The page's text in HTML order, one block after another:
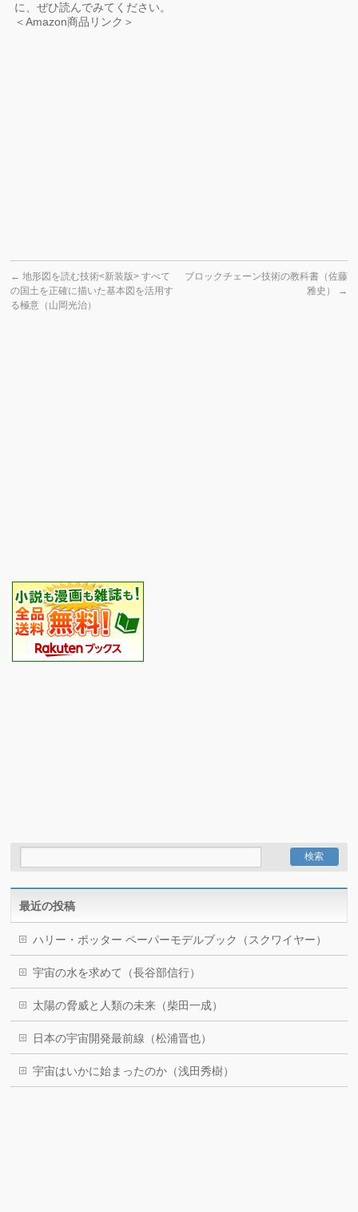
に、ぜひ読んでみてください。
＜Amazon商品リンク＞
← 地形図を読む技術<新装版> すべて
の国土を正確に描いた基本図を活用す
る極意（山岡光治）
ブロックチェーン技術の教科書（佐藤
雅史）
→
最近の投稿
ハリー・ポッター ペーパーモデルブック（スクワイヤー）
宇宙の水を求めて（長谷部信行）
太陽の脅威と人類の未来（柴田一成）
日本の宇宙開発最前線（松浦晋也）
宇宙はいかに始まったのか（浅田秀樹）